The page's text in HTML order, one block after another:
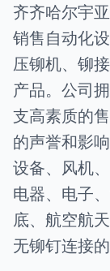
齐齐哈尔宇
销售自动化
压铆机、铆
产品。公司
支高素质的
的声誉和影
设备、风机
电器、电子
底、航空航
无铆钉连接的